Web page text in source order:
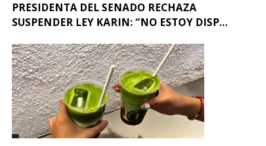
PRESIDENTA DEL SENADO RECHAZA
SUSPENDER LEY KARIN: “NO ESTOY DISP...